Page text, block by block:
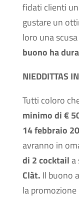
fidati clienti
gustare un
loro una
buono ha
NIEDDITTAS
Tutti coloro
minimo di €
14 febbraio
avranno in
di 2 cocktaila
Clàt. Il buono
la